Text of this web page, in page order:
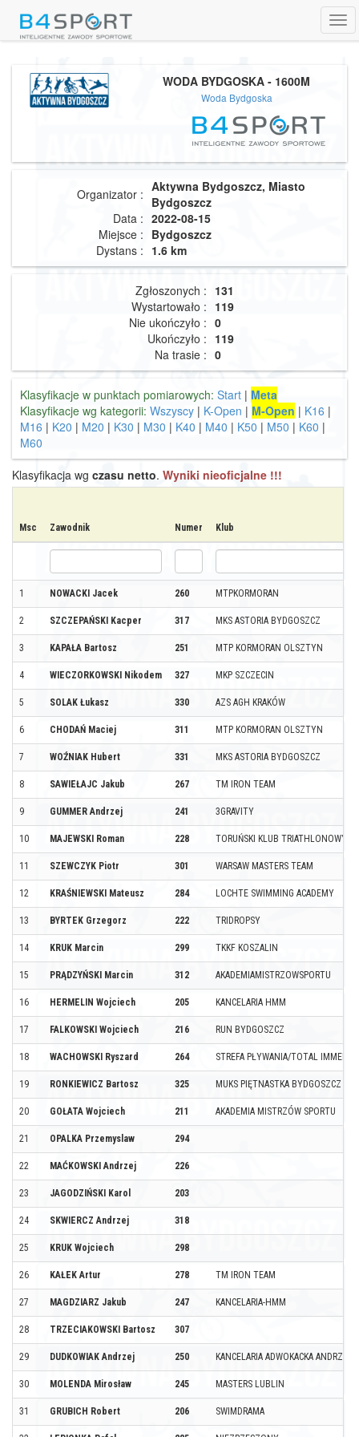
WODA BYDGOSKA - 1600M
Woda Bydgoska
Organizator : Aktywna Bydgoszcz, Miasto
Bydgoszcz
Data : 2022-08-15
Miejsce : Bydgoszcz
Dystans : 1.6 km
Zgłoszonych : 131
Wystartowało : 119
Nie ukończyło : 0
Ukończyło : 119
Na trasie : 0
Klasyfikacje w punktach pomiarowych: Start | Meta
Klasyfikacje wg kategorii: Wszyscy | K-Open | M-Open | K16 |
M16 | K20 | M20 | K30 | M30 | K40 | M40 | K50 | M50 | K60 |
M60
Klasyfikacja wg czasu netto. Wyniki nieoficjalne !!!
Msc Zawodnik Numer Klub
1 NOWACKI Jacek 260 MTPKORMORAN
2 SZCZEPAŃSKI Kacper 317 MKS ASTORIA BYDGOSZCZ
3 KAPAŁA Bartosz 251 MTP KORMORAN OLSZTYN
4 WIECZORKOWSKI Nikodem 327 MKP SZCZECIN
5 SOLAK Łukasz 330 AZS AGH KRAKÓW
6 CHODAŃ Maciej 311 MTP KORMORAN OLSZTYN
7 WOŹNIAK Hubert 331 MKS ASTORIA BYDGOSZCZ
8 SAWIEŁAJC Jakub 267 TM IRON TEAM
9 GUMMER Andrzej 241 3GRAVITY
10 MAJEWSKI Roman 228 TORUŃSKI KLUB TRIATHLONOWY
11 SZEWCZYK Piotr 301 WARSAW MASTERS TEAM
12 KRAŚNIEWSKI Mateusz 284 LOCHTE SWIMMING ACADEMY
13 BYRTEK Grzegorz 222 TRIDROPSY
14 KRUK Marcin 299 TKKF KOSZALIN
15 PRĄDZYŃSKI Marcin 312 AKADEMIAMISTRZOWSPORTU
16 HERMELIN Wojciech 205 KANCELARIA HMM
17 FALKOWSKI Wojciech 216 RUN BYDGOSZCZ
18 WACHOWSKI Ryszard 264 STREFA PŁYWANIA/TOTAL
19 RONKIEWICZ Bartosz 325 MUKS PIĘTNASTKA BYDGOSZCZ
20 GOŁATA Wojciech 211 AKADEMIA MISTRZÓW SPORTU
21 OPALKA Przemyslaw 294
22 MAĆKOWSKI Andrzej 226
23 JAGODZIŃSKI Karol 203
24 SKWIERCZ Andrzej 318
25 KRUK Wojciech 298
26 KAŁEK Artur 278 TM IRON TEAM
27 MAGDZIARZ Jakub 247 KANCELARIA-HMM
28 TRZECIAKOWSKI Bartosz 307
29 DUDKOWIAK Andrzej 250 KANCELARIA ADWOKACKA ANDRZEJ
30 MOLENDA Mirosław 245 MASTERS LUBLIN
31 GRUBICH Robert 206 SWIMDRAMA